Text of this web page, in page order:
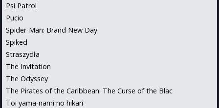
Psi Patrol
Pucio
Spider-Man: Brand New Day
Spiked
Straszydła
The Invitation
The Odyssey
The Pirates of the Caribbean: The Curse of the Blac
Toi yama-nami no hikari